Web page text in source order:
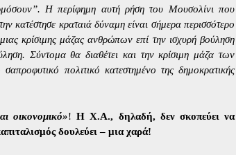
Η περίφημη αυτή ρήση του Μουσολίνι που
κατέστησε κραταιά δύναμη είναι σήμερα περισσότερο
κρίσιμης μάζας ανθρώπων επί την ισχυρή βούληση
Σύντομα θα διαθέτει και την κρίσιμη μάζα των
πολιτικό κατεστημένο της δημοκρατικής
οικονομικό»!Η Χ.Α., δηλαδή, δεν σκοπεύει να
δουλεύει – μια χαρά!